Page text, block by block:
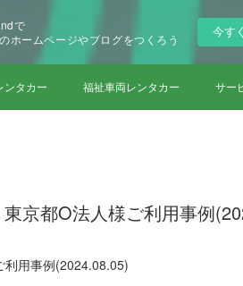
で
ホームページやブログをつくろう
今す
ンタカー 福祉車両レンタカー サー
京都O法人様ご利用事例
利用事例(2024.08.05)